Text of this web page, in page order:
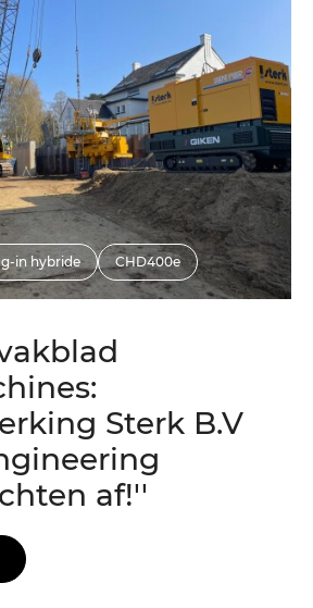
in hybride CHD400e
Sterk B.V
af!''